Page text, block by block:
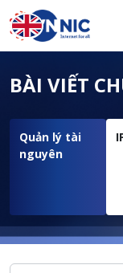
Nhảy đến nội dung
BÀI VIẾT
Quản lý tài
nguyên